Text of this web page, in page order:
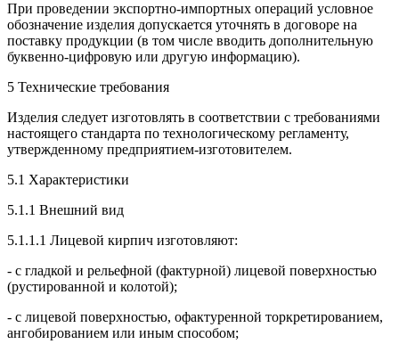
При проведении экспортно-импортных операций условное
обозначение изделия допускается уточнять в договоре на
поставку продукции (в том числе вводить дополнительную
буквенно-цифровую или другую информацию).
5 Технические требования
Изделия следует изготовлять в соответствии с требованиями
настоящего стандарта по технологическому регламенту,
утвержденному предприятием-изготовителем.
5.1 Характеристики
5.1.1 Внешний вид
5.1.1.1 Лицевой кирпич изготовляют:
- с гладкой и рельефной (фактурной) лицевой поверхностью
(рустированной и колотой);
- с лицевой поверхностью, офактуренной торкретированием,
ангобированием или иным способом;